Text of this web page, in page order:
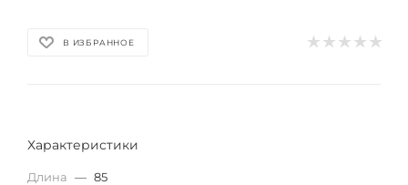
В ИЗБРАННОЕ
Характеристики
Длина — 85